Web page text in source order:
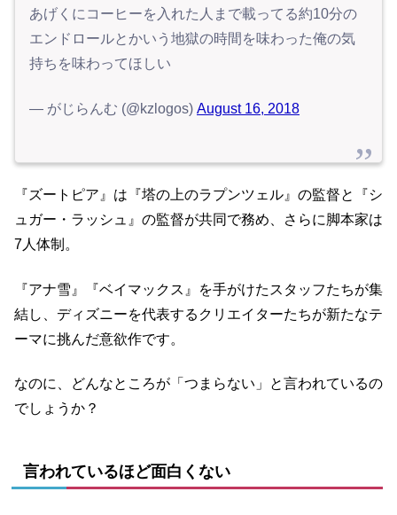
あげくにコーヒーを入れた人まで載ってる約10分の
エンドロールとかいう地獄の時間を味わった俺の気
持ちを味わってほしい
— がじらんむ (@kzlogos) August 16, 2018
『ズートピア』は『塔の上のラプンツェル』の監督と『シ
ュガー・ラッシュ』の監督が共同で務め、さらに脚本家は
7人体制。
『アナ雪』『ベイマックス』を手がけたスタッフたちが集
結し、ディズニーを代表するクリエイターたちが新たなテ
ーマに挑んだ意欲作です。
なのに、どんなところが「つまらない」と言われているの
でしょうか？
言われているほど面白くない